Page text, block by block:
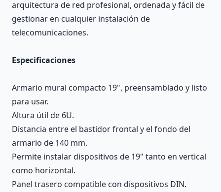
arquitectura de red profesional, ordenada y fácil de
gestionar en cualquier instalación de
telecomunicaciones.
Especificaciones
Armario mural compacto 19", preensamblado y listo
para usar.
Altura útil de 6U.
Distancia entre el bastidor frontal y el fondo del
armario de 140 mm.
Permite instalar dispositivos de 19" tanto en vertical
como horizontal.
Panel trasero compatible con dispositivos DIN.